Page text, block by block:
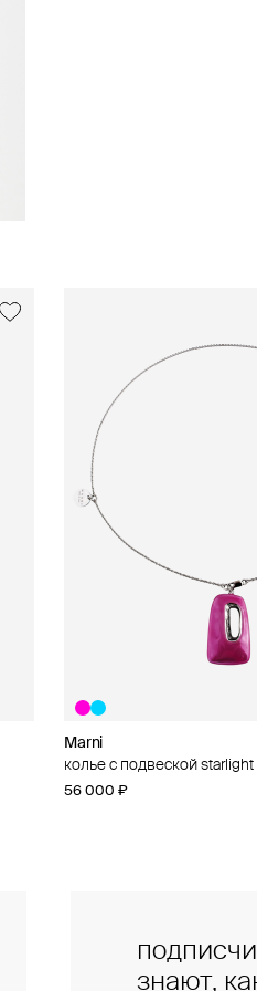
Marni
колье с подвеской starlight
56 000 ₽
Marni
брелок «шоппер» marni
46 000 ₽
знают,